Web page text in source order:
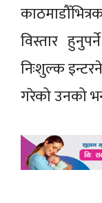
विस्तार
निःशुल्क
गरेको उनको